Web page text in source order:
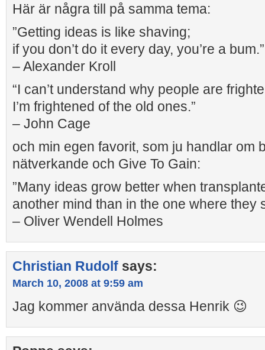
Här är några till på samma tema:
”Getting ideas is like shaving;
if you don’t do it every day, you’re a bum.”
– Alexander Kroll
“I can’t understand why people are
I’m frightened of the old ones.”
– John Cage
och min egen favorit, som ju handlar om
nätverkande och Give To Gain:
”Many ideas grow better when
another mind than in the one where they
– Oliver Wendell Holmes
Christian Rudolf says:
March 10, 2008 at 9:59 am
Jag kommer använda dessa Henrik 😉